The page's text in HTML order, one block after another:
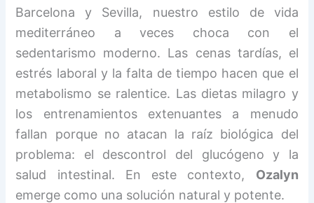
Barcelona y Sevilla, nuestro estilo de vida
mediterráneo a veces choca con el
sedentarismo moderno. Las cenas tardías, el
estrés laboral y la falta de tiempo hacen que el
metabolismo se ralentice. Las dietas milagro y
los entrenamientos extenuantes a menudo
fallan porque no atacan la raíz biológica del
problema: el descontrol del glucógeno y la
salud intestinal. En este contexto, Ozalyn
emerge como una solución natural y potente.